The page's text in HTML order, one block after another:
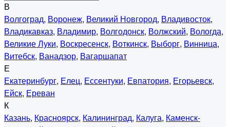
В
Волгоград, Воронеж, Великий Новгород, Владивосток,
Владикавказ, Владимир, Волгодонск, Волжский, Вологда,
Великие Луки, Воскресенск, Воткинск, Выборг, Винница,
Витебск, Ванадзор, Вагаршапат
Е
Екатеринбург, Елец, Ессентуки, Евпатория, Егорьевск,
Ейск, Ереван
К
Казань, Красноярск, Калининград, Калуга, Каменск-